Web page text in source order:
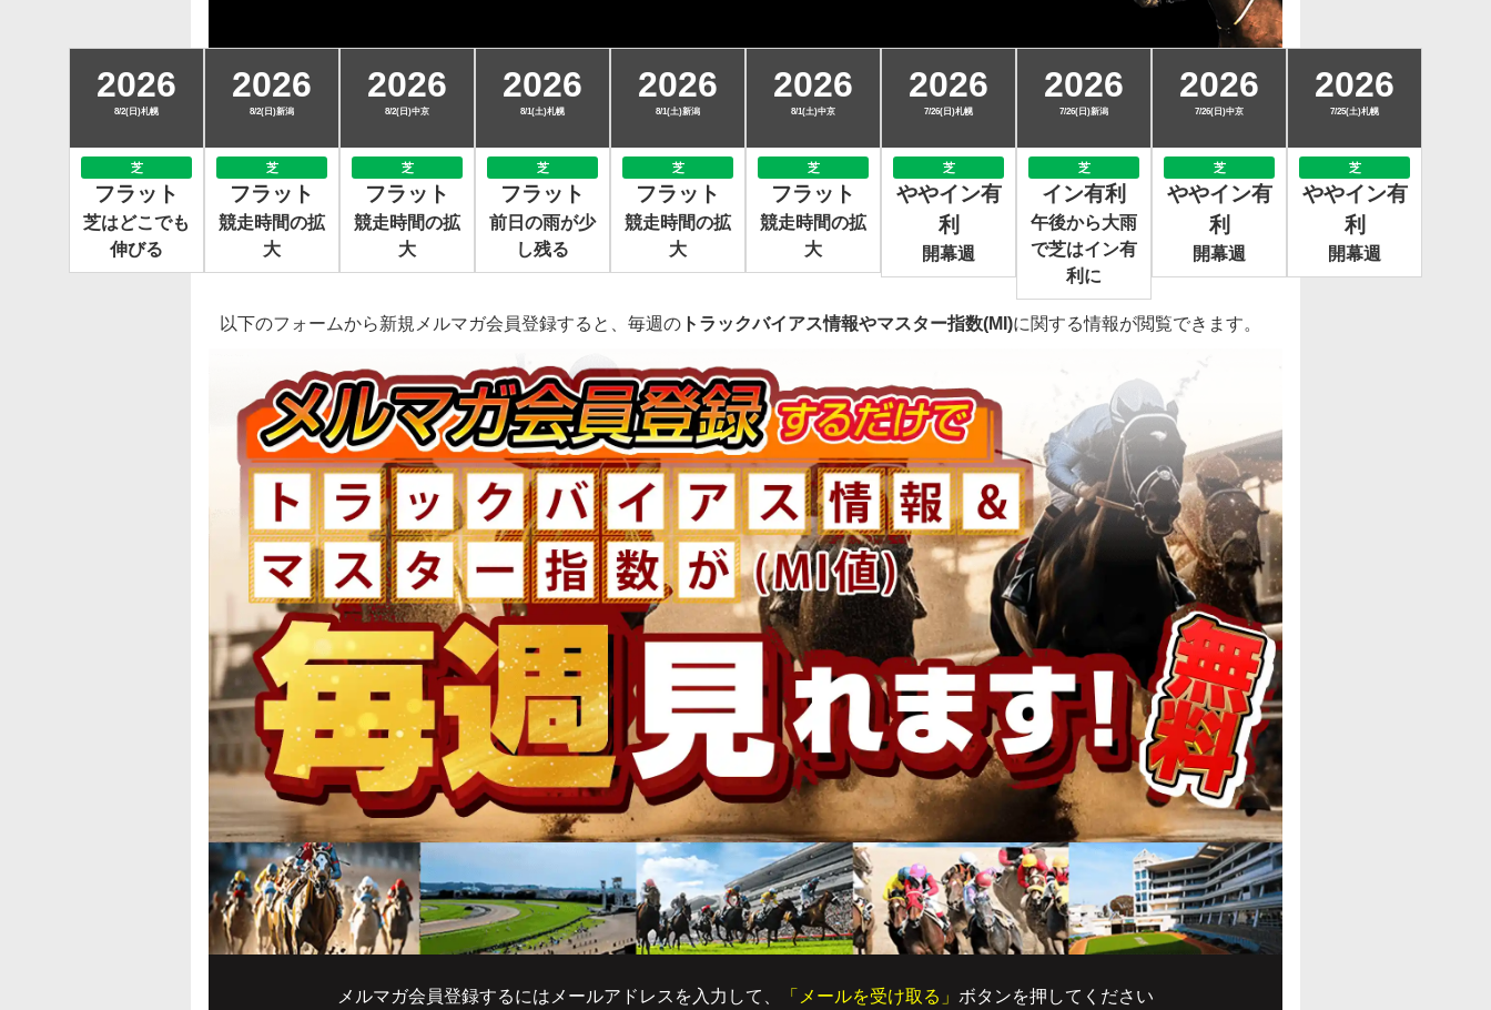
2026
8/2(日)札幌
芝
フラット
芝はどこでも
伸びる
2026
8/2(日)新潟
芝
フラット
競走時間の拡
大
2026
8/2(日)中京
芝
フラット
競走時間の拡
大
2026
8/1(土)札幌
芝
フラット
前日の雨が少
し残る
2026
8/1(土)新潟
芝
フラット
競走時間の拡
大
2026
8/1(土)中京
芝
フラット
競走時間の拡
大
2026
7/26(日)札幌
芝
ややイン有
利
開幕週
2026
7/26(日)新潟
芝
イン有利
午後から大雨
で芝はイン有
利に
2026
7/26(日)中京
芝
ややイン有
利
開幕週
2026
7/25(土)札幌
芝
ややイン有
利
開幕週
以下のフォームから新規メルマガ会員登録すると、毎週の トラックバイアス情報やマスター指数(MI)に関する情報が閲覧できます。
メルマガ会員登録するにはメールアドレスを入力して、 「メールを受け取る」 ボタンを押してください